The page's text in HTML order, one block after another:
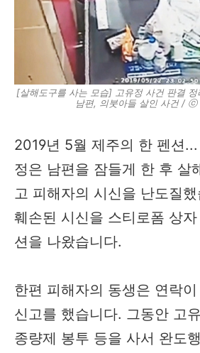
[살해도구를 사는 모습] 고유정 사건 판결
남편, 의붓아들 살인 사건 /
2019년 5월 제주의 한 펜션
정은 남편을 잠들게 한 후 살
고 피해자의 시신을 난도질
훼손된 시신을 스티로폼 상
션을 나왔습니다.
한편 피해자의 동생은 연락
신고를 했습니다. 그동안 고
종량제 봉투 등을 사서 완도